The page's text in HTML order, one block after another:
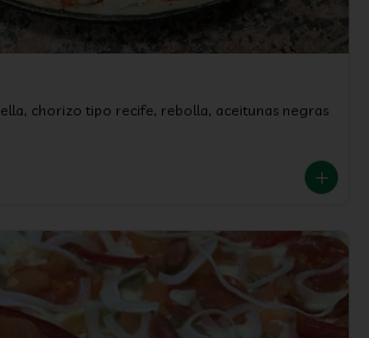
chorizo tipo recife, rebolla, aceitunas negras